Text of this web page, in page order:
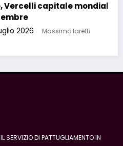
del riso a
Iaretti
SERVIZIO DI PATTUGLIAMENTO IN